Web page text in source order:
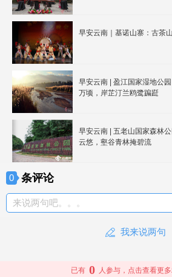
早安云南｜基诺山寨：古茶
早安云南 | 盈江国家湿地公
万顷，岸芷汀兰鸥鹭蹁跹
早安云南 | 五老山国家森林
云悠，壑谷青林掩碧流
0 条评论
来说两句吧。。。
我来说两句
已有 0 人参与，点击查看更